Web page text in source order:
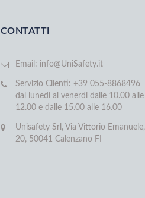
CONTATTI
Email: info@UniSafety.it
Servizio Clienti: +39 055-8868496
dal lunedi al venerdi dalle 10.00 alle
12.00 e dalle 15.00 alle 16.00
Unisafety Srl, Via Vittorio Emanuele,
20, 50041 Calenzano FI